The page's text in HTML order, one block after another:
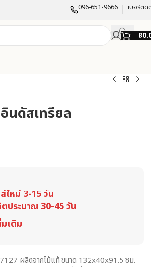
096-651-9666 เบอร์ติด
฿
นดัสเทรียล
ใหม่ 3-15 วัน
ประมาณ 30-45 วัน
เติม
ผลิตจากไม้แท้ ขนาด 132x40x91.5 ซม.